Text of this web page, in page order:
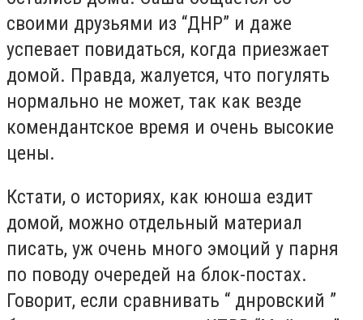
своими друзьями из “ДНР” и даже
успевает повидаться, когда приезжает
домой. Правда, жалуется, что погулять
нормально не может, так как везде
комендантское время и очень высокие
цены.
Кстати, о историях, как юноша ездит
домой, можно отдельный материал
писать, уж очень много эмоций у парня
по поводу очередей на блок-постах.
Говорит, если сравнивать “ днровский ”